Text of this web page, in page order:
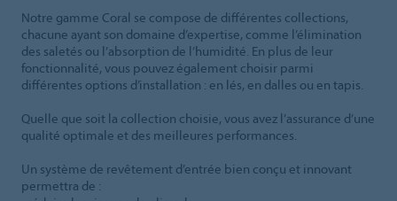
Notre gamme Coral se compose de différentes collections,
chacune ayant son domaine d’expertise, comme l’élimination
des saletés ou l’absorption de l’humidité. En plus de leur
fonctionnalité, vous pouvez également choisir parmi
différentes options d’installation : en lés, en dalles ou en tapis.
Quelle que soit la collection choisie, vous avez l’assurance d’une
qualité optimale et des meilleures performances.
Un système de revêtement d’entrée bien conçu et innovant
permettra de :